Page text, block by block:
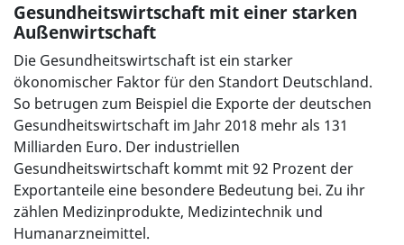
Gesundheitswirtschaft mit einer starken
Außenwirtschaft
Die Gesundheitswirtschaft ist ein starker
ökonomischer Faktor für den Standort Deutschland.
So betrugen zum Beispiel die Exporte der deutschen
Gesundheitswirtschaft im Jahr 2018 mehr als 131
Milliarden Euro. Der industriellen
Gesundheitswirtschaft kommt mit 92 Prozent der
Exportanteile eine besondere Bedeutung bei. Zu ihr
zählen Medizinprodukte, Medizintechnik und
Humanarzneimittel.